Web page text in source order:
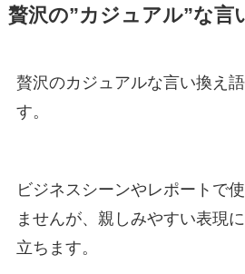
贅沢の”カジュアル”な言
贅沢のカジュアルな言い換え
す。
ビジネスシーンやレポートで
ませんが、親しみやすい表現
立ちます。